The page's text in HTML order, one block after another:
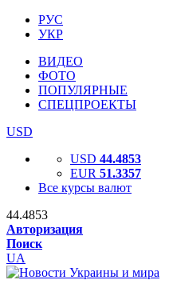
РУС
УКР
ВИДЕО
ФОТО
ПОПУЛЯРНЫЕ
СПЕЦПРОЕКТЫ
USD
USD 44.4853
EUR 51.3357
Все курсы валют
44.4853
Авторизация
Поиск
UA